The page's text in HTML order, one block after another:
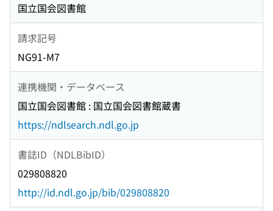
国立国会図書館
請求記号
NG91-M7
連携機関・データベース
国立国会図書館 : 国立国会図書館蔵書
https://ndlsearch.ndl.go.jp
書誌ID（NDLBibID）
029808820
http://id.ndl.go.jp/bib/029808820